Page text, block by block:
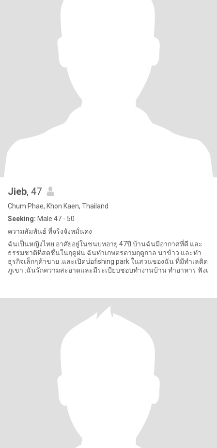
Jieb, 47
Chum Phae, Khon Kaen, Thailand
Seeking: Male 47 - 50
ความสัมพันธ์ ที่จริงจังหมั่นคง
ฉันเป็นหญิงไทย อาศัยอยู่ในชนบทอายุ 47ปี บ้านฉันมีอากาศที่ดี และ
ธรรมชาติที่สดชื่นในฤดูฝน ฉันทำเกษตรตามฤดูกาล นาข้าว และทำ
ธุรกิจเล็กๆค้าขาย .และเปิดบ่อfishing park ในสวนของฉัน ที่มีทำเลติด
ภูเขา .ฉันรักความสะอาดและมีระเบียบชอบทำงานบ้าน ทำอาหาร ฟังเ